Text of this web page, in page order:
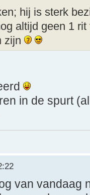
hij is sterk
altijd geen 1
zijn
in de spurt
van vandaag